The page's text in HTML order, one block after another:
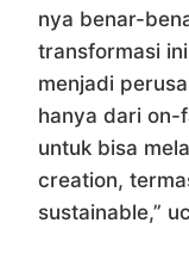
nya benar-
transformasi
menjadi
hanya dari
untuk bisa
creation,
sustainable,”